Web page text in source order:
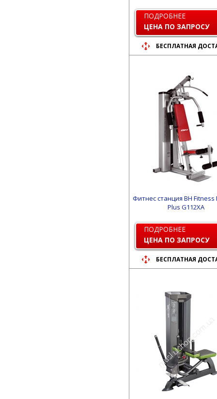
ПОДРОБНЕЕ
ЦЕНА ПО ЗАПРОСУ
БЕСПЛАТНАЯ
Фитнес станция BH
Plus G112XA
ПОДРОБНЕЕ
ЦЕНА ПО ЗАПРОСУ
БЕСПЛАТНАЯ